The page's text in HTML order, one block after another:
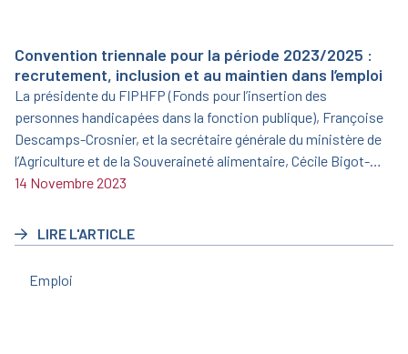
Convention triennale pour la période 2023/2025 :
recrutement, inclusion et au maintien dans l’emploi
La présidente du FIPHFP (Fonds pour l’insertion des
personnes handicapées dans la fonction publique), Françoise
Descamps-Crosnier, et la secrétaire générale du ministère de
l’Agriculture et de la Souveraineté alimentaire, Cécile Bigot-
Dekeyzer, ont signé le 19 juin 2023 une nouvelle convention
14 Novembre 2023
LIRE L'ARTICLE
Emploi